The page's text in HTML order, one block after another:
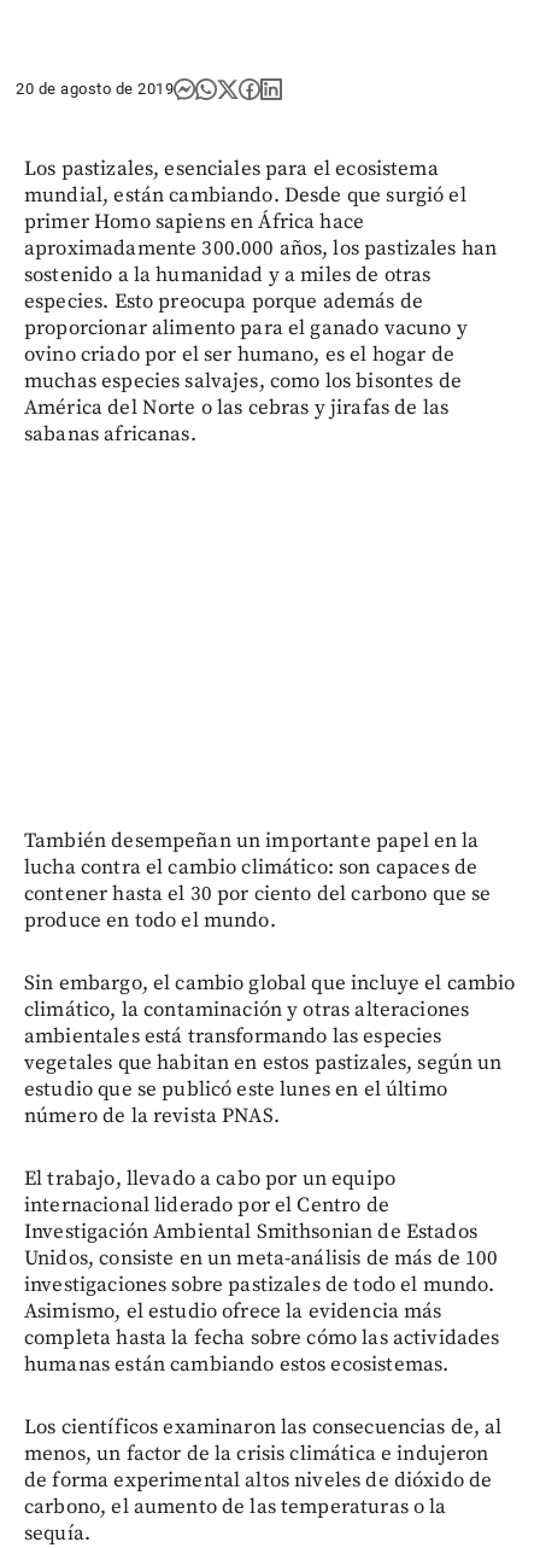
20 de agosto de 2019
Los pastizales, esenciales para el ecosistema
mundial, están cambiando. Desde que surgió el
primer Homo sapiens en África hace
aproximadamente 300.000 años, los pastizales han
sostenido a la humanidad y a miles de otras
especies. Esto preocupa porque además de
proporcionar alimento para el ganado vacuno y
ovino criado por el ser humano, es el hogar de
muchas especies salvajes, como los bisontes de
América del Norte o las cebras y jirafas de las
sabanas africanas.
También desempeñan un importante papel en la
lucha contra el cambio climático: son capaces de
contener hasta el 30 por ciento del carbono que se
produce en todo el mundo.
Sin embargo, el cambio global que incluye el cambio
climático, la contaminación y otras alteraciones
ambientales está transformando las especies
vegetales que habitan en estos pastizales, según un
estudio que se publicó este lunes en el último
número de la revista PNAS.
El trabajo, llevado a cabo por un equipo
internacional liderado por el Centro de
Investigación Ambiental Smithsonian de Estados
Unidos, consiste en un meta-análisis de más de 100
investigaciones sobre pastizales de todo el mundo.
Asimismo, el estudio ofrece la evidencia más
completa hasta la fecha sobre cómo las actividades
humanas están cambiando estos ecosistemas.
Los científicos examinaron las consecuencias de, al
menos, un factor de la crisis climática e indujeron
de forma experimental altos niveles de dióxido de
carbono, el aumento de las temperaturas o la
sequía.